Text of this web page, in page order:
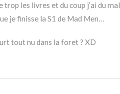
trop les livres et du coup j’ai du mal
je finisse la S1 de Mad Men…
tout nu dans la foret ? XD